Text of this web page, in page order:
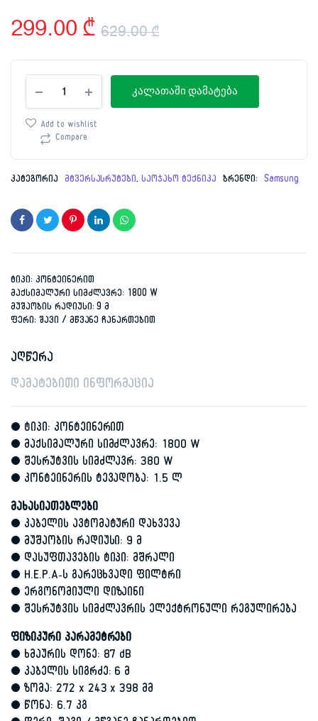
629.00₾
Original
price
629.00 ₾.
299.00 ₾
Current
price
299.00 ₾.
Samsung
VC18M21C0VN/EV
რაოდენობა
კალათაში დამატება
Add to wishlist
Compare
კატეგორია მტვერსასრუტები,საოჯახო ტექნიკა ბრენდი: Samsung
ტიპი: კონტეინერით
მაქსიმალური სიმძლავრე: 1800 W
მუშაობის რადიუსი: 9 მ
ფერი: შავი / მწვანე ჩანართებით
აღწერა
დამატებითი ინფორმაცია
• ტიპი: კონტეინერით
• მაქსიმალური სიმძლავრე: 1800 W
• შესრუტვის სიმძლავრ: 380 W
• კონტეინერის ტევადობა: 1.5 ლ
მახასიათებლები
• კაბელის ავტომატური დახვევა
• მუშაობის რადიუსი: 9 მ
• დასუფთავების ტიპი: მშრალი
• H.E.P.A-ს გარეცხვადი ფილტრი
• ერგონომიული დიზაინი
• შესრუტვის სიმძლავრის ელექტრონული რეგულირება
ფიზიკური პარამეტრები
• ხმაურის დონე: 87 dB
• კაბელის სიგრძე: 6 მ
• ზომა: 272 x 243 x 398 მმ
• წონა: 6.7 კგ